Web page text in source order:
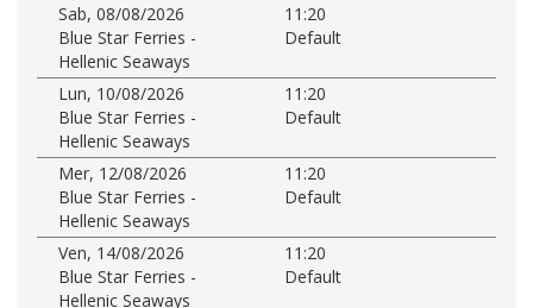
Sab, 08/08/2026
11:20
Blue Star Ferries -
Hellenic Seaways
Default
Lun, 10/08/2026
11:20
Blue Star Ferries -
Hellenic Seaways
Default
Mer, 12/08/2026
11:20
Blue Star Ferries -
Hellenic Seaways
Default
Ven, 14/08/2026
11:20
Blue Star Ferries -
Hellenic Seaways
Default